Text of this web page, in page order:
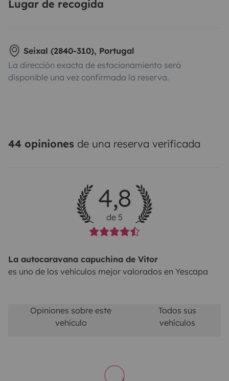
Lugar de recogida
Seixal (2840-310), Portugal
La dirección exacta de estacionamiento será
disponible una vez confirmada la reserva.
44 opiniones de una reserva verificada
4,8
de 5
La autocaravana capuchina de Vitor
es uno de los vehículos mejor valorados en Yescapa
Opiniones sobre este
vehículo
Todos sus
vehículos